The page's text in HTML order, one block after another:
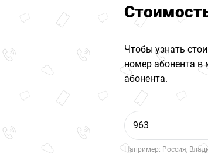
Чтобы узнать
номер абонента в
абонента.
Например: Россия,